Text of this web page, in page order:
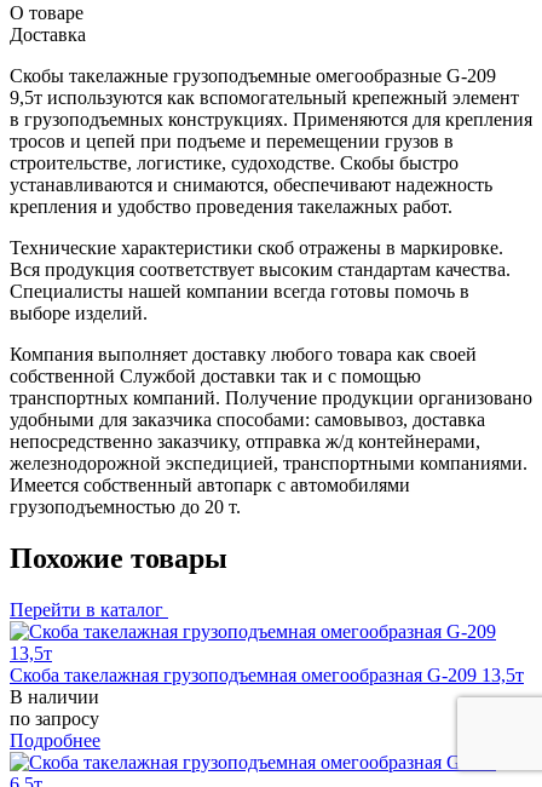
О товаре
Доставка
Скобы такелажные грузоподъемные омегообразные G-209
9,5т используются как вспомогательный крепежный элемент
в грузоподъемных конструкциях. Применяются для крепления
тросов и цепей при подъеме и перемещении грузов в
строительстве, логистике, судоходстве. Скобы быстро
устанавливаются и снимаются, обеспечивают надежность
крепления и удобство проведения такелажных работ.
Технические характеристики скоб отражены в маркировке.
Вся продукция соответствует высоким стандартам качества.
Специалисты нашей компании всегда готовы помочь в
выборе изделий.
Компания выполняет доставку любого товара как своей
собственной Службой доставки так и с помощью
транспортных компаний. Получение продукции организовано
удобными для заказчика способами: самовывоз, доставка
непосредственно заказчику, отправка ж/д контейнерами,
железнодорожной экспедицией, транспортными компаниями.
Имеется собственный автопарк с автомобилями
грузоподъемностью до 20 т.
Похожие товары
Перейти в каталог
Скоба такелажная грузоподъемная омегообразная G-209 13,5т
В наличии
по запросу
Подробнее